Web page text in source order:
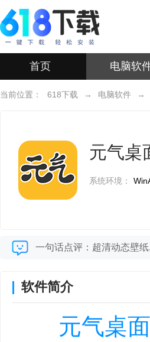
首页 电脑软
当前位置： 618下载 → 电脑软件 →
元气桌
系统环境：
一句话点评：超清动态壁
软件简介
元气桌面